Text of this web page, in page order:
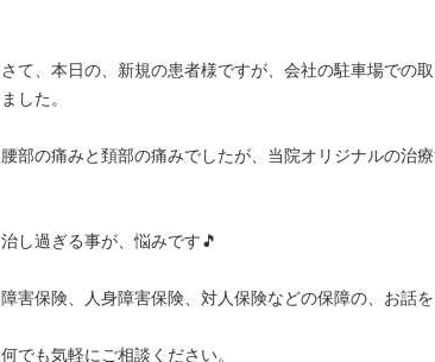
さて、本日の、新規の患者様ですが、会社の駐車場での
ました。
腰部の痛みと頚部の痛みでしたが、当院オリジナルの治療
治し過ぎる事が、悩みです🎵
障害保険、人身障害保険、対人保険などの保障の、お話
何でも気軽にご相談ください。